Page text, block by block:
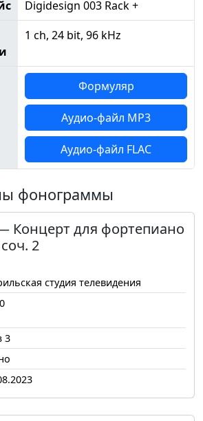
Digidesign 003 Rack +
1 ch, 24 bit, 96 kHz
Формуляр
Аудио-файл MP3
Аудио-файл FLAC
фонограммы
Концерт для фортепиано
2
студия телевидения
3